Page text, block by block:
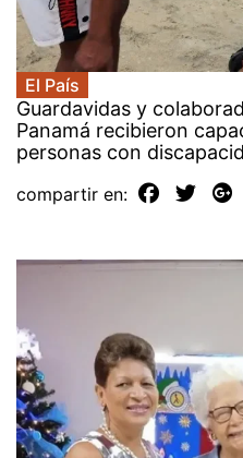
El País
Guardavidas y
Panamá recibieron
personas con
compartir en: